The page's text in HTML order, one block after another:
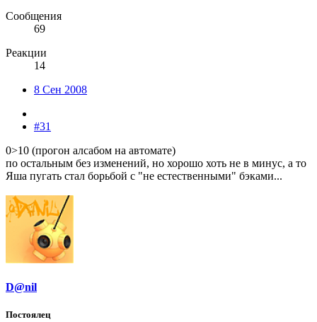
Сообщения
69
Реакции
14
8 Сен 2008
#31
0>10 (прогон алсабом на автомате)
по остальным без изменений, но хорошо хоть не в минус, а то
Яша пугать стал борьбой с "не естественными" бэками...
D@nil
Постоялец